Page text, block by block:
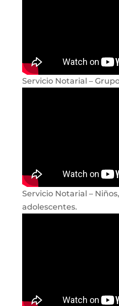
Servicio Notarial –
Servicio Notarial –
adolescentes.